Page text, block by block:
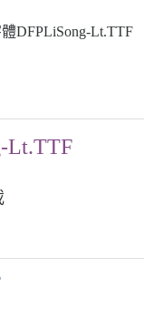
DFPLiSong-Lt.TTF
Lt.TTF